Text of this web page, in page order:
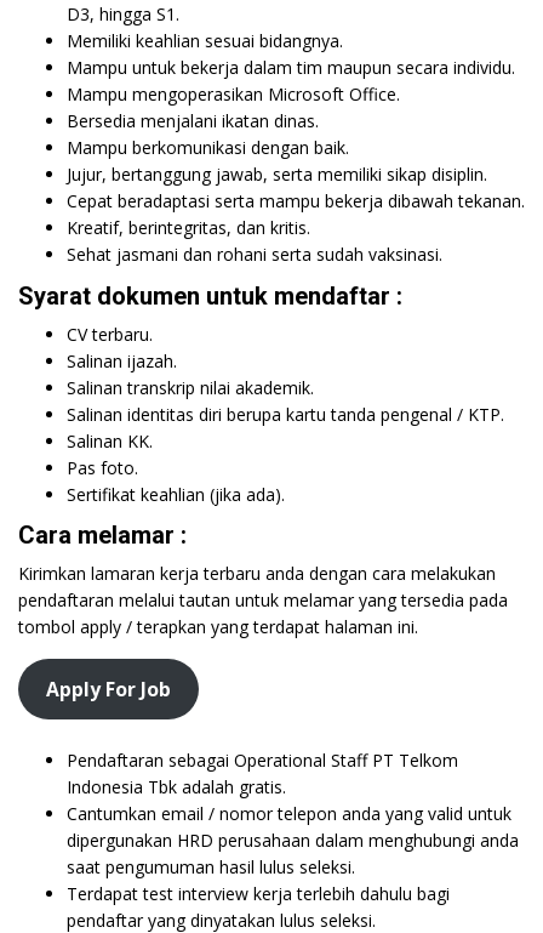
D3, hingga S1.
Memiliki keahlian sesuai bidangnya.
Mampu untuk bekerja dalam tim maupun secara individu.
Mampu mengoperasikan Microsoft Office.
Bersedia menjalani ikatan dinas.
Mampu berkomunikasi dengan baik.
Jujur, bertanggung jawab, serta memiliki sikap disiplin.
Cepat beradaptasi serta mampu bekerja dibawah tekanan.
Kreatif, berintegritas, dan kritis.
Sehat jasmani dan rohani serta sudah vaksinasi.
Syarat dokumen untuk mendaftar :
CV terbaru.
Salinan ijazah.
Salinan transkrip nilai akademik.
Salinan identitas diri berupa kartu tanda pengenal / KTP.
Salinan KK.
Pas foto.
Sertifikat keahlian (jika ada).
Cara melamar :
Kirimkan lamaran kerja terbaru anda dengan cara melakukan
pendaftaran melalui tautan untuk melamar yang tersedia pada
tombol apply / terapkan yang terdapat halaman ini.
Apply For Job
Pendaftaran sebagai Operational Staff PT Telkom
Indonesia Tbk adalah gratis.
Cantumkan email / nomor telepon anda yang valid untuk
dipergunakan HRD perusahaan dalam menghubungi anda
saat pengumuman hasil lulus seleksi.
Terdapat test interview kerja terlebih dahulu bagi
pendaftar yang dinyatakan lulus seleksi.